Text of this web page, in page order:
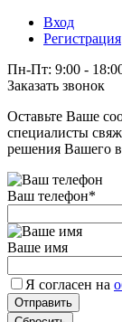
Вход
Регистрация
Пн-Пт: 9:00 -
Заказать звонок
Оставьте Ваше
специалисты
решения Вашего
Ваш телефон*
Ваше имя
Я согласен на